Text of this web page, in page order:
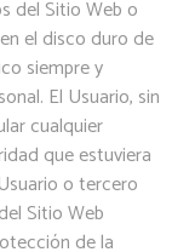
del Sitio Web o
el disco duro de
siempre y
El Usuario, sin
cualquier
que estuviera
o tercero
Sitio Web
de la